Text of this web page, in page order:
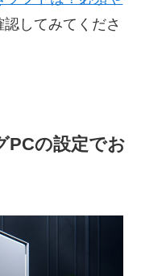
認してみてくださ
PCの設定でお